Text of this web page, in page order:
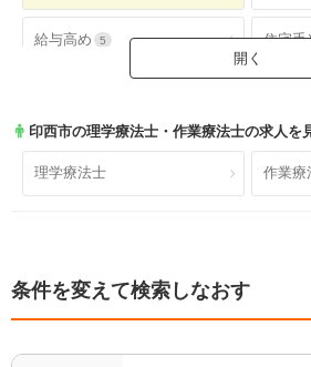
給与高め 5 住宅手
就業時間・休日が魅力 土日休
日祝休み 4 土日祝
年間休日120日以上 3
福利厚生充実 10 社会保
印西市の理学療法士・作業療法士の求人を
理学療法士 作業療
条件を変えて検索しなおす